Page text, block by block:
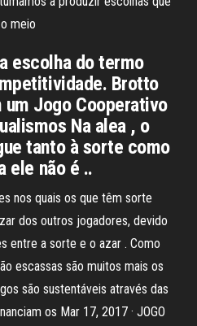
meio
escolha do termo
Brotto
Jogo Cooperativo
Na alea , o
tanto à sorte como
ele não é ..
nos quais os que têm sorte
dos outros jogadores, devido
entre a sorte e o azar . Como
escassas são muitos mais os
são sustentáveis através das
os Mar 17, 2017 · JOGO